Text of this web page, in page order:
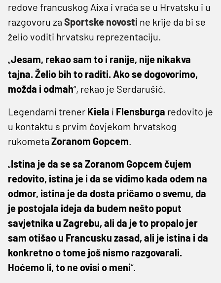
redove francuskog Aixa i vraća se u Hrvatsku i u
razgovoru za Sportske novosti ne krije da bi se
želio voditi hrvatsku reprezentaciju.
„Jesam, rekao sam to i ranije, nije nikakva
tajna. Želio bih to raditi. Ako se dogovorimo,
možda i odmah“, rekao je Serdarušić.
Legendarni trener Kiela i Flensburga redovito je
u kontaktu s prvim čovjekom hrvatskog
rukometa Zoranom Gopcem.
„Istina je da se sa Zoranom Gopcem čujem
redovito, istina je i da se vidimo kada odem na
odmor, istina je da dosta pričamo o svemu, da
je postojala ideja da budem nešto poput
savjetnika u Zagrebu, ali da je to propalo jer
sam otišao u Francusku zasad, ali je istina i da
konkretno o tome još nismo razgovarali.
Hoćemo li, to ne ovisi o meni“.